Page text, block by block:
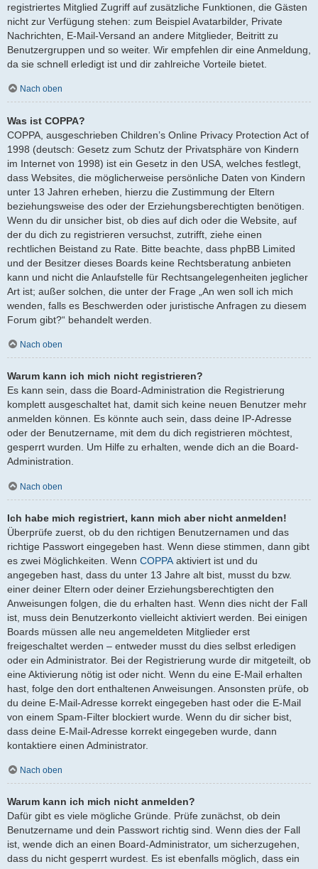
registriertes Mitglied Zugriff auf zusätzliche Funktionen, die Gästen
nicht zur Verfügung stehen: zum Beispiel Avatarbilder, Private
Nachrichten, E-Mail-Versand an andere Mitglieder, Beitritt zu
Benutzergruppen und so weiter. Wir empfehlen dir eine Anmeldung,
da sie schnell erledigt ist und dir zahlreiche Vorteile bietet.
Nach oben
Was ist COPPA?
COPPA, ausgeschrieben Children’s Online Privacy Protection Act of
1998 (deutsch: Gesetz zum Schutz der Privatsphäre von Kindern
im Internet von 1998) ist ein Gesetz in den USA, welches festlegt,
dass Websites, die möglicherweise persönliche Daten von Kindern
unter 13 Jahren erheben, hierzu die Zustimmung der Eltern
beziehungsweise des oder der Erziehungsberechtigten benötigen.
Wenn du dir unsicher bist, ob dies auf dich oder die Website, auf
der du dich zu registrieren versuchst, zutrifft, ziehe einen
rechtlichen Beistand zu Rate. Bitte beachte, dass phpBB Limited
und der Besitzer dieses Boards keine Rechtsberatung anbieten
kann und nicht die Anlaufstelle für Rechtsangelegenheiten jeglicher
Art ist; außer solchen, die unter der Frage „An wen soll ich mich
wenden, falls es Beschwerden oder juristische Anfragen zu diesem
Forum gibt?“ behandelt werden.
Nach oben
Warum kann ich mich nicht registrieren?
Es kann sein, dass die Board-Administration die Registrierung
komplett ausgeschaltet hat, damit sich keine neuen Benutzer mehr
anmelden können. Es könnte auch sein, dass deine IP-Adresse
oder der Benutzername, mit dem du dich registrieren möchtest,
gesperrt wurden. Um Hilfe zu erhalten, wende dich an die Board-
Administration.
Nach oben
Ich habe mich registriert, kann mich aber nicht anmelden!
Überprüfe zuerst, ob du den richtigen Benutzernamen und das
richtige Passwort eingegeben hast. Wenn diese stimmen, dann gibt
es zwei Möglichkeiten. Wenn COPPA aktiviert ist und du
angegeben hast, dass du unter 13 Jahre alt bist, musst du bzw.
einer deiner Eltern oder deiner Erziehungsberechtigten den
Anweisungen folgen, die du erhalten hast. Wenn dies nicht der Fall
ist, muss dein Benutzerkonto vielleicht aktiviert werden. Bei einigen
Boards müssen alle neu angemeldeten Mitglieder erst
freigeschaltet werden – entweder musst du dies selbst erledigen
oder ein Administrator. Bei der Registrierung wurde dir mitgeteilt, ob
eine Aktivierung nötig ist oder nicht. Wenn du eine E-Mail erhalten
hast, folge den dort enthaltenen Anweisungen. Ansonsten prüfe, ob
du deine E-Mail-Adresse korrekt eingegeben hast oder die E-Mail
von einem Spam-Filter blockiert wurde. Wenn du dir sicher bist,
dass deine E-Mail-Adresse korrekt eingegeben wurde, dann
kontaktiere einen Administrator.
Nach oben
Warum kann ich mich nicht anmelden?
Dafür gibt es viele mögliche Gründe. Prüfe zunächst, ob dein
Benutzername und dein Passwort richtig sind. Wenn dies der Fall
ist, wende dich an einen Board-Administrator, um sicherzugehen,
dass du nicht gesperrt wurdest. Es ist ebenfalls möglich, dass ein